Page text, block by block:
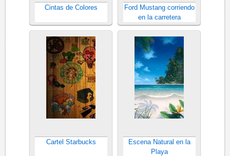
Cintas de Colores
Ford Mustang corriendo
en la carretera
Cartel Starbucks
Escena Natural en la
Playa